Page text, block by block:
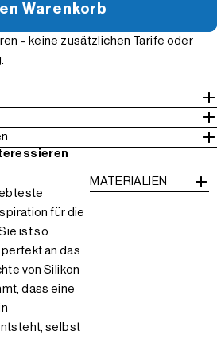
Warenkorb
– keine zusätzlichen Tarife oder
für die
ist so
an das
von Silikon
dass eine
selbst
MATERIALIEN